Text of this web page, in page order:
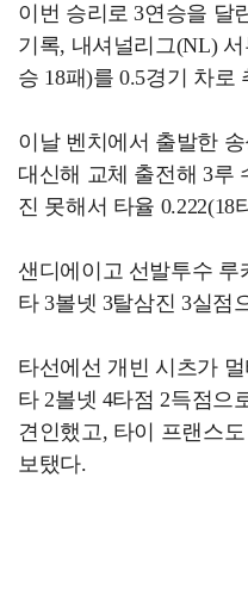
이번 승리로 3연승을 달
기록, 내셔널리그(NL)
승 18패)를 0.5경기 차로
이날 벤치에서 출발한
대신해 교체 출전해 3루
진 못해서 타율 0.222(18
샌디에이고 선발투수 루
타 3볼넷 3탈삼진 3실점
타선에선 개빈 시츠가
타 2볼넷 4타점 2득점으
견인했고, 타이 프랜스
보탰다.